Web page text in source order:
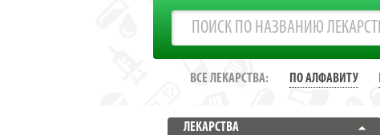
ВСЕ ЛЕКАРСТВА: ПО АЛФАВИТУ
ЛЕКАРСТВА